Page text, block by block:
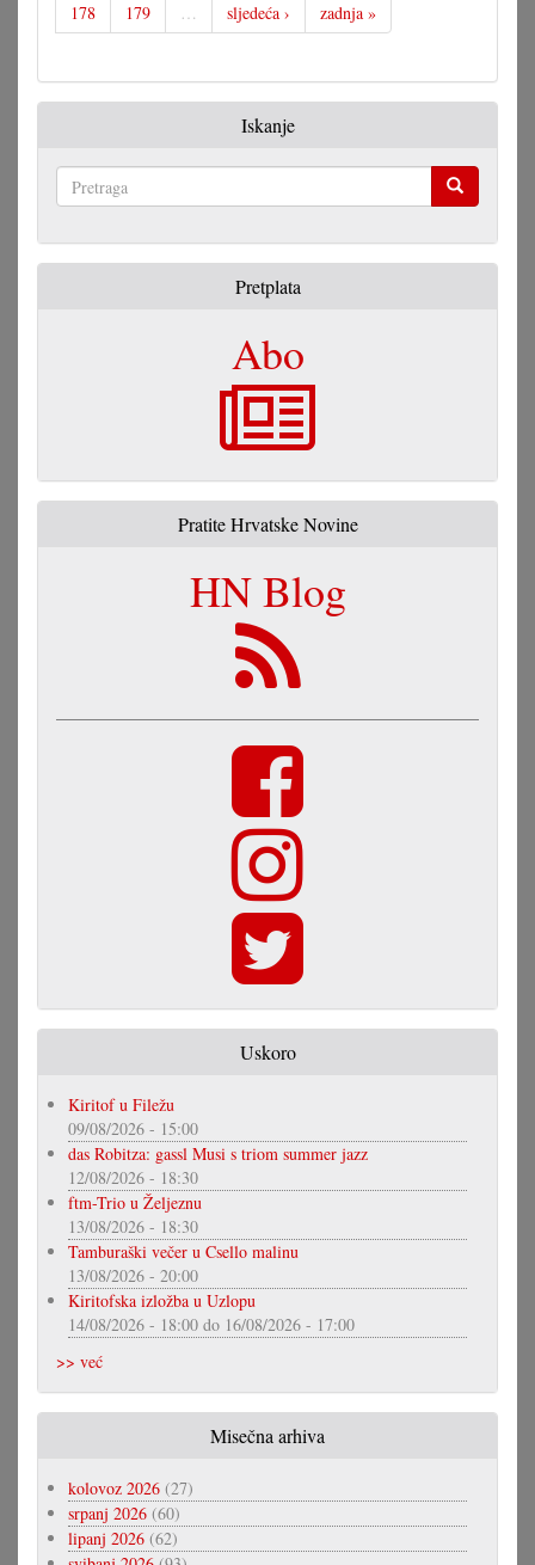
178
179 … sljedeća › zadnja »
Iskanje
Pretplata
Abo
Pratite Hrvatske Novine
HN Blog
Uskoro
Kiritof u Filežu
09/08/2026 - 15:00
das Robitza: gassl Musi s triom summer jazz
12/08/2026 - 18:30
ftm-Trio u Željeznu
13/08/2026 - 18:30
Tamburaški večer u Csello malinu
13/08/2026 - 20:00
Kiritofska izložba u Uzlopu
14/08/2026 - 18:00 do 16/08/2026 - 17:00
>> već
Misečna arhiva
kolovoz 2026 (27)
srpanj 2026 (60)
lipanj 2026 (62)